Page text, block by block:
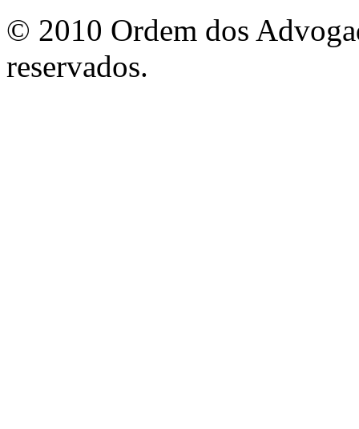
© 2010 Ordem dos
reservados.